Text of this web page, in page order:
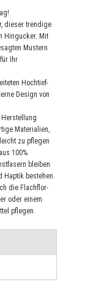
dieser trendige
Hingucker. Mit
Mustern
Ihr
Hochtief-
Design von
Materialien,
zu pflegen
100%
bleiben
Haptik bestehen.
die Flachflor-
oder einem
pflegen.